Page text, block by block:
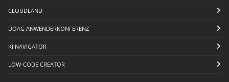
CLOUDLAND
DOAG ANWENDERKONFERENZ
KI NAVIGATOR
LOW-CODE CREATOR